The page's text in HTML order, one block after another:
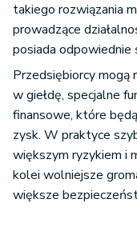
takiego rozwiązania
prowadzące
posiada odpowiednie
Przedsiębiorcy mogą
w giełdę, specjalne
finansowe, które
zysk. W praktyce
większym ryzykiem i
kolei wolniejsze
większe